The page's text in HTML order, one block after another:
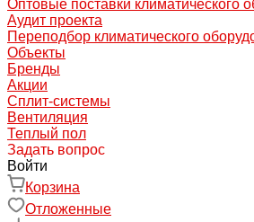
Оптовые поставки климатического
Аудит проекта
Переподбор климатического
Объекты
Бренды
Акции
Сплит-системы
Вентиляция
Теплый пол
Задать вопрос
Войти
Корзина
Отложенные